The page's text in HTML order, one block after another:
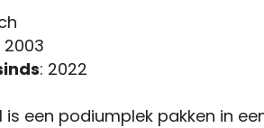
: 2022
is een podiumplek pakken in